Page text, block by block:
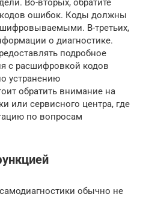
Во-вторых, обратите
ошибок. Коды должны
В-третьих,
о диагностике.
подробное
с расшифровкой кодов
устранению
обратить внимание на
или сервисного центра, где
по вопросам
обычно не